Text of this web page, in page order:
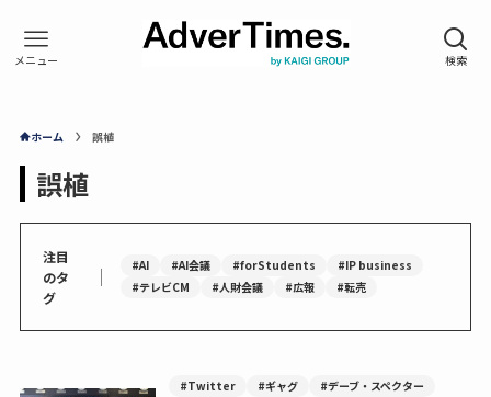
ホーム 誤植
誤植
注目
のタ
グ
｜ #AI #AI会議 #forStudents
#IP business
#テレビCM
#人財会議 #広報 #転売
#Twitter #ギャグ
#デーブ・スペクター